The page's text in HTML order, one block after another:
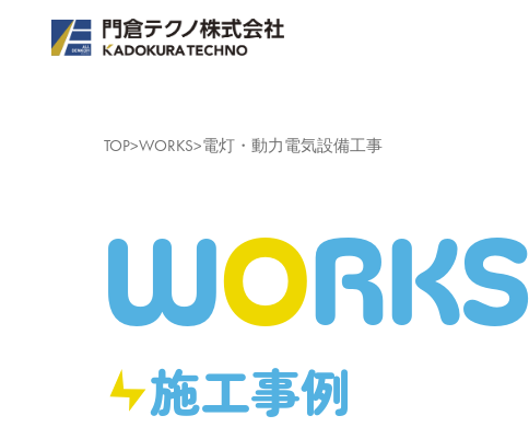
TOP>WORKS>電灯・動力電気設備工事
WORKS
施工事例